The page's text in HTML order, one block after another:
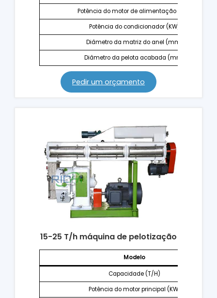
Potência do motor de alimentação (KW)
Potência do condicionador (KW)
Diâmetro da matriz do anel (mm)
Diâmetro da pelota acabada (mm)
Pedir um orçamento
15-25 T/h máquina de pelotização
Modelo
Capacidade (T/H)
Potência do motor principal (KW)